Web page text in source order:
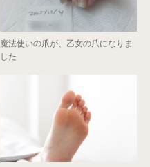
魔法使いの爪が、乙女の爪になりま
した